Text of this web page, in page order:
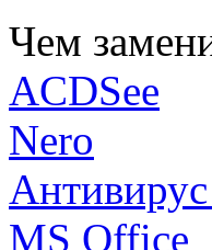
Чем
ACDSee
Nero
MS Office